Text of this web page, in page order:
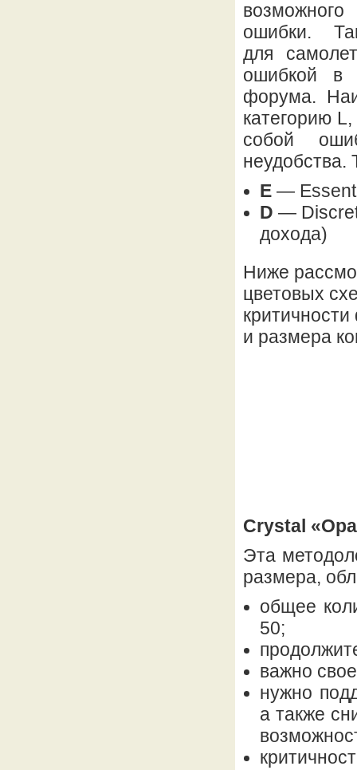
ошибки.
для
ошибкой в
форума.
категорию
собой
неудобства.
E —
D —
дохода)
Ниже
цветовых
и размера
Crystal
Эта
размера,
общее
50;
важно
нужно
а также